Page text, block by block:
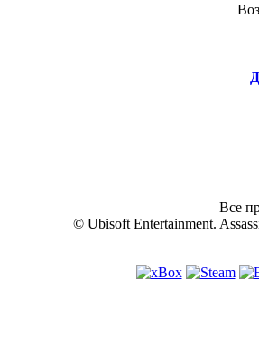
Все
© Ubisoft Entertainment.